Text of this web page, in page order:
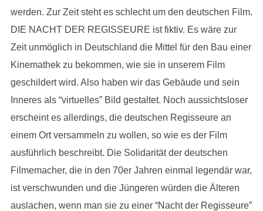
werden. Zur Zeit steht es schlecht um den deutschen Film.
DIE NACHT DER REGISSEURE ist fiktiv. Es wäre zur
Zeit unmöglich in Deutschland die Mittel für den Bau einer
Kinemathek zu bekommen, wie sie in unserem Film
geschildert wird. Also haben wir das Gebäude und sein
Inneres als “virtuelles” Bild gestaltet. Noch aussichtsloser
erscheint es allerdings, die deutschen Regisseure an
einem Ort versammeln zu wollen, so wie es der Film
ausführlich beschreibt. Die Solidarität der deutschen
Filmemacher, die in den 70er Jahren einmal legendär war,
ist verschwunden und die Jüngeren würden die Älteren
auslachen, wenn man sie zu einer “Nacht der Regisseure”